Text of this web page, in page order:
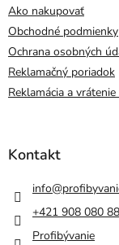
Ako nakupovať
Obchodné podmienky
Ochrana osobných
Reklamačný poriadok
Reklamácia a
Kontakt
info@
+421 908 080
Profibývanie